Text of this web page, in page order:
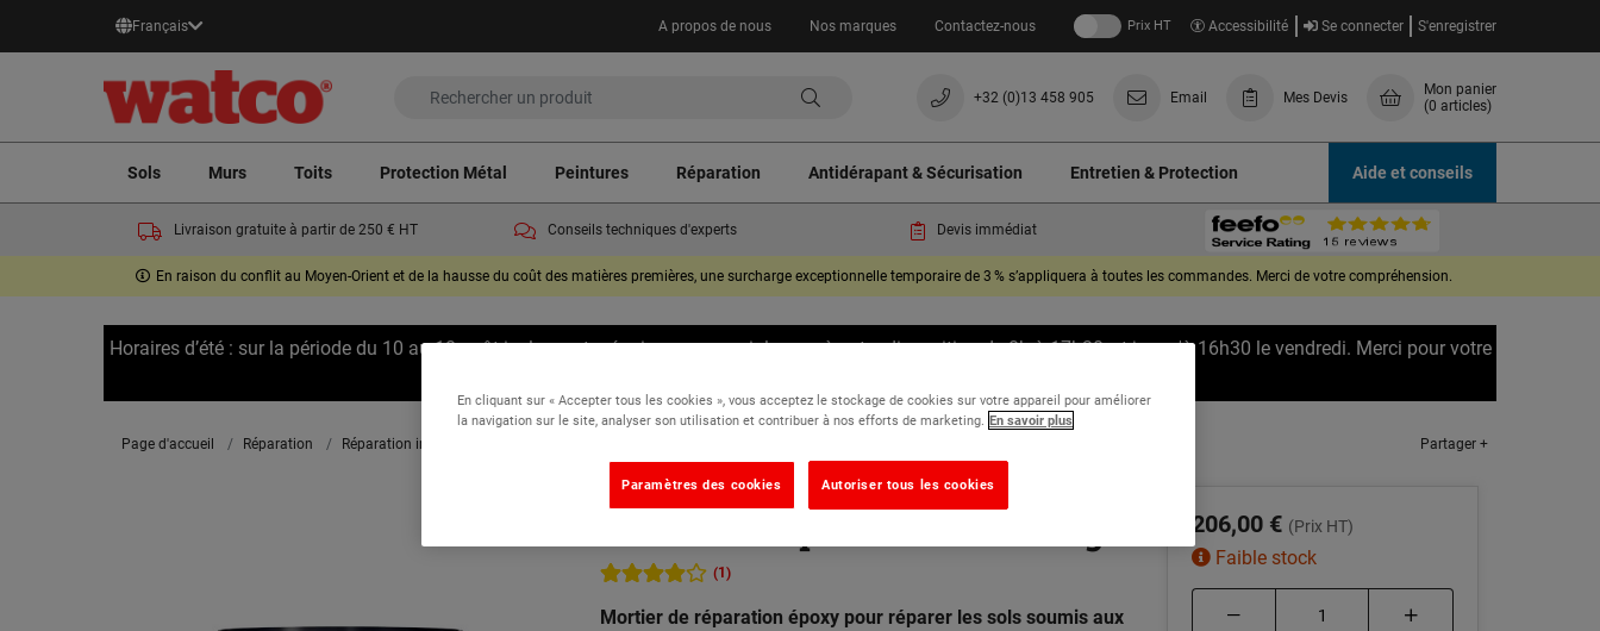
Français A propos de nous Nos marques Contactez-nous Prix HT Accessibilité Se connecter S'enregistrer
+32 (0)13 458 905 Email Mes Devis
Mon panier
(0 articles)
Sols Murs Toits Protection Métal Peintures Réparation Antidérapant & Sécurisation Entretien & Protection Aide et conseils
Livraison gratuite à partir de 250 € HT Conseils techniques d'experts Devis immédiat
En raison du conflit au Moyen-Orient et de la hausse du coût des matières premières, une surcharge exceptionnelle temporaire de 3 % s’appliquera à toutes les commandes. Merci de votre compréhension.
Horaires d’été : sur la période du 10 au 18 août inclus, notre équipe commerciale sera à votre disposition de 8h à 17h30, et jusqu'à 16h30 le vendredi. Merci pour votre
Page d'accueil Réparation Réparation intérieure Partager +
(1)
Mortier de réparation époxy pour réparer les sols soumis aux
206,00 € (Prix HT)
Faible stock
En cliquant sur « Accepter tous les cookies », vous acceptez le stockage de cookies sur votre appareil pour améliorer
la navigation sur le site, analyser son utilisation et contribuer à nos efforts de marketing. En savoir plus
Autoriser tous les cookies
Paramètres des cookies